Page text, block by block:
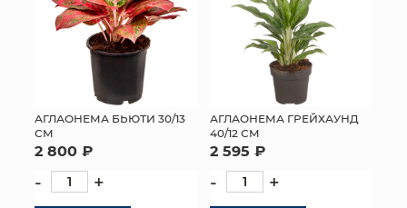
ПРЕДМЕТЫ ИНТЕРЬЕРА
КОРЗИНЫ
ЯЩИКИ
АГЛАОНЕМА БЬЮТИ 30/13
СМ
2 800 ₽
- +
АГЛАОНЕМА ГРЕЙХАУНД
40/12 СМ
2 595 ₽
- +